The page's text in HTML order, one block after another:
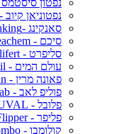
נפטוניאן קיוב - Neptunian Cube
סאנקינג -Sanking
סיכם - Seachem
סליפרט - Salifert
עולם המים - AquaWorld.co.il
פאונה מרין - Fauna Marin
פוליפ לאב - Polyp Lab
פלובל - FLUVAL
פליפר - Flipper
קולומבו - Colombo